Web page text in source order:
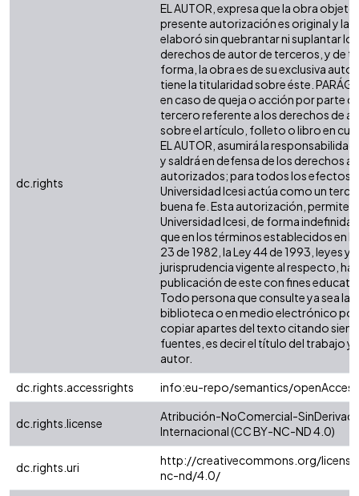
dc.rights
EL AUTOR, expresa que la obra objeto
presente autorización es original y la
elaboró sin quebrantar ni suplantar los
derechos de autor de terceros, y de
forma, la obra es de su exclusiva
tiene la titularidad sobre éste.
en caso de queja o acción por parte
tercero referente a los derechos de
sobre el artículo, folleto o libro en
EL AUTOR, asumirá la
y saldrá en defensa de los derechos
autorizados; para todos los efectos,
Universidad Icesi actúa como un
buena fe. Esta autorización, permite a
Universidad Icesi, de forma indefinida,
que en los términos establecidos en la
23 de 1982, la Ley 44 de 1993, leyes y
jurisprudencia vigente al respecto,
publicación de este con fines
Todo persona que consulte ya sea la
biblioteca o en medio electrónico
copiar apartes del texto citando
fuentes, es decir el título del trabajo y
autor.
dc.rights.accessrights
info:eu-repo/semantics/openAccess
dc.rights.license
Atribución-NoComercial-
Internacional (CC BY-NC-ND 4.0)
dc.rights.uri
http://creativecommons.org/
nc-nd/4.0/